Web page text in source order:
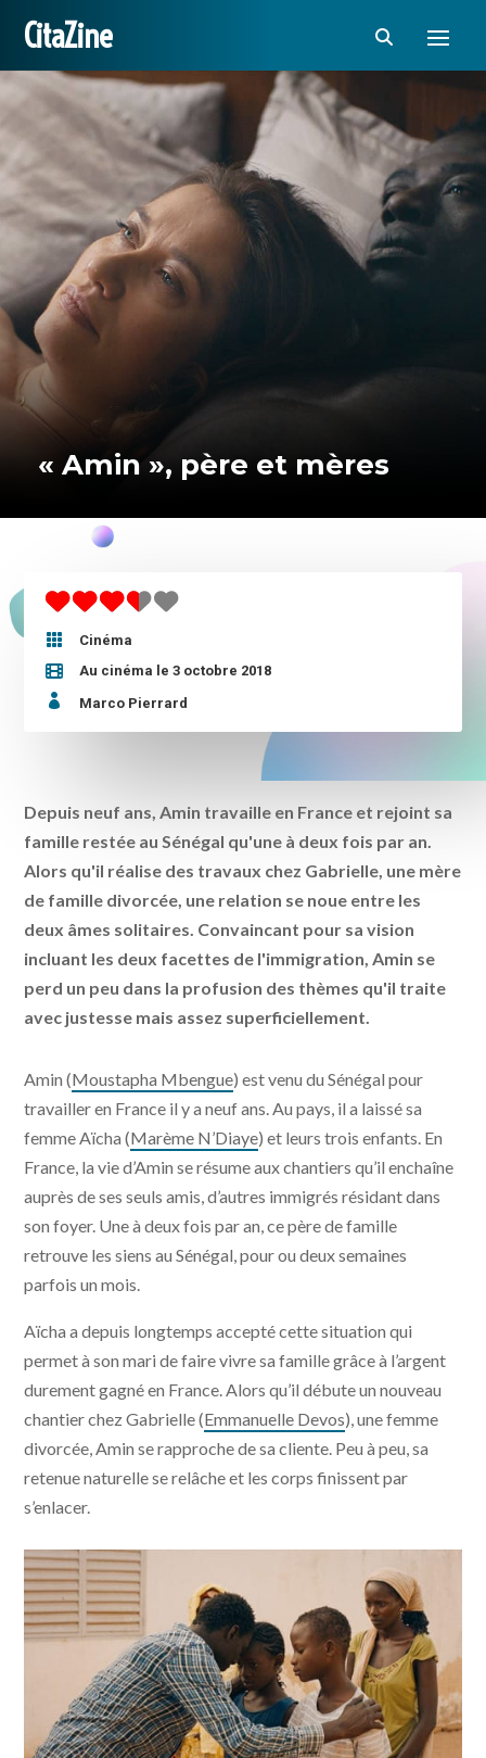
CitaZine
« Amin », père et mères

Cinéma
Au cinéma le 3 octobre 2018
 Marco Pierrard
Depuis neuf ans, Amin travaille en France et rejoint sa
famille restée au Sénégal qu'une à deux fois par an.
Alors qu'il réalise des travaux chez Gabrielle, une mère
de famille divorcée, une relation se noue entre les
deux âmes solitaires. Convaincant pour sa vision
incluant les deux facettes de l'immigration, Amin se
perd un peu dans la profusion des thèmes qu'il traite
avec justesse mais assez superficiellement.
Amin (Moustapha Mbengue) est venu du Sénégal pour
travailler en France il y a neuf ans. Au pays, il a laissé sa
femme Aïcha (Marème N’Diaye) et leurs trois enfants. En
France, la vie d’Amin se résume aux chantiers qu’il enchaîne
auprès de ses seuls amis, d’autres immigrés résidant dans
son foyer. Une à deux fois par an, ce père de famille
retrouve les siens au Sénégal, pour ou deux semaines
parfois un mois.
Aïcha a depuis longtemps accepté cette situation qui
permet à son mari de faire vivre sa famille grâce à l’argent
durement gagné en France. Alors qu’il débute un nouveau
chantier chez Gabrielle (Emmanuelle Devos), une femme
divorcée, Amin se rapproche de sa cliente. Peu à peu, sa
retenue naturelle se relâche et les corps finissent par
s’enlacer.